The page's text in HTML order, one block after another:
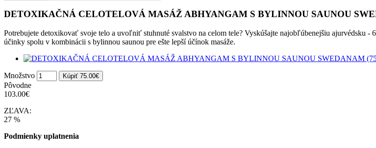
DETOXIKAČNÁ CELOTELOVÁ MASÁŽ ABHYANGAM S BYLINNOU SAUNOU
Potrebujete detoxikovať svoje telo a uvoľniť stuhnuté svalstvo na celom tele? Vyskúšajte najobľúbenejšiu ajurvédsku
účinky spolu v kombinácii s bylinnou saunou pre ešte lepší účínok masáže.
Množstvo Kúpiť 75.00€
Pôvodne
103.00€
ZĽAVA:
27 %
Podmienky uplatnenia